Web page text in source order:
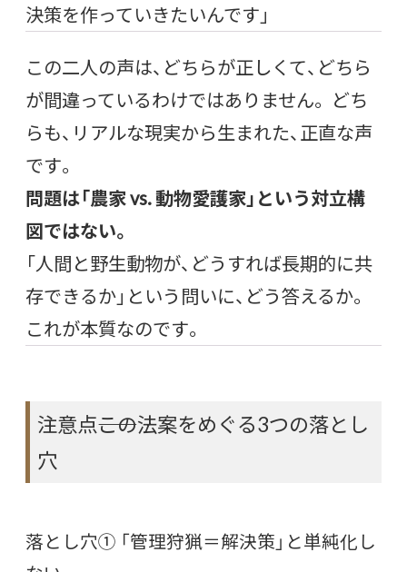
決策を作っていきたいんです」
この二人の声は、どちらが正しくて、どちら
が間違っているわけではありません。 どち
らも、リアルな現実から生まれた、正直な声
です。
問題は「農家 vs. 動物愛護家」という対立構
図ではない。
「人間と野生動物が、どうすれば長期的に共
存できるか」という問いに、どう答えるか。
これが本質なのです。
注意点――この法案をめぐる3つの落とし
穴
落とし穴① 「管理狩猟＝解決策」と単純化し